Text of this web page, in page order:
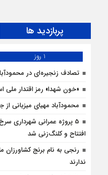
پربازدید ها
1 روز
تصادف زنجیره‌ای در محمودآباد ۱ فوتی و ۳ مصدوم
«خون شهدا» رمز اقتدار ملی
محمودآباد مهیای میزبانی از
افتتاح و کلنگ‌زنی شد
رنجی به نام برنج کشاورزان
ندارند